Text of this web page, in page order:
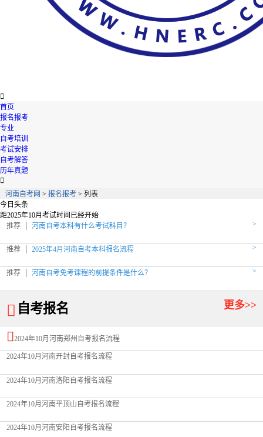

首页
报名报考
专业
自考培训
考试安排
自考解答
历年真题

河南自考网 > 报名报考> 列表
今日头条
距2025年10月考试时间 已经开始
推荐
河南自考本科有什么考试科目？ >
推荐 2025年4月河南自考本科报名流程 >
推荐 河南自考免考课程的前提条件是什么？ >
 自考报名 更多>>
2024年10月河南郑州自考报名流程
2024年10月河南开封自考报名流程
2024年10月河南洛阳自考报名流程
2024年10月河南平顶山自考报名流程
2024年10月河南安阳自考报名流程